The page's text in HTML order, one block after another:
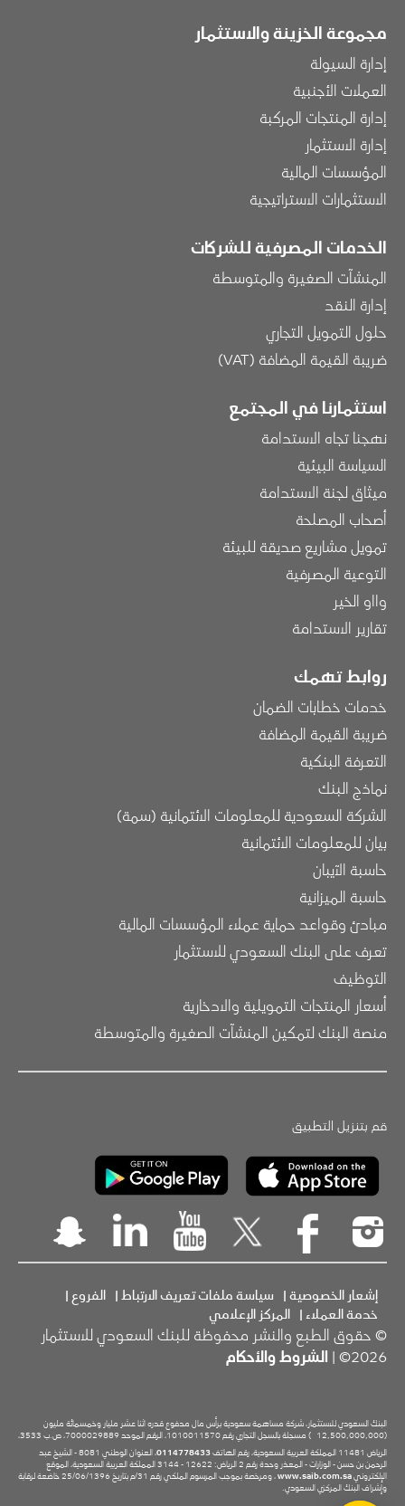
مجموعة الخزينة والاستثمار
إدارة السيولة
العملات الأجنبية
إدارة المنتجات المركبة
إدارة الاستثمار
المؤسسات المالية
الاستثمارات الاستراتيجية
الخدمات المصرفية للشركات
المنشآت الصغيرة والمتوسطة
إدارة النقد
حلول التمويل التجاري
ضريبة القيمة المضافة (VAT)
استثمارنا في المجتمع
نهجنا تجاه الاستدامة
السياسة البيئية
ميثاق لجنة الاستدامة
أصحاب المصلحة
تمويل مشاريع صديقة للبيئة
التوعية المصرفية
وااو الخير
تقارير الاستدامة
روابط تهمك
خدمات خطابات الضمان
ضريبة القيمة المضافة
التعرفة البنكية
نماذج البنك
الشركة السعودية للمعلومات الائتمانية (سمة)
بيان للمعلومات الائتمانية
حاسبة الآيبان
حاسبة الميزانية
مبادئ وقواعد حماية عملاء المؤسسات المالية
تعرف على البنك السعودي للاستثمار
التوظيف
أسعار المنتجات التمويلية والادخارية
منصة البنك لتمكين المنشآت الصغيرة والمتوسطة
قم بتنزيل التطبيق
إشعار الخصوصية| سياسة ملفات تعريف الارتباط| الفروع |
خدمة العملاء| المركز الإعلامي
© حقوق الطبع والنشر محفوظة للبنك السعودي للاستثمار
2026© |
الشروط والأحكام
البنك السعودي للاستثمار، شركة مساهمة سعودية برأس مال مدفوع قدره اثنا عشر مليار وخمسمائة مليون
(12,500,000,000
) مسجلة بالسجل التجاري رقم 1010011570، الرقم الموحد 7000029889، ص.ب 3533،
الرياض 11481 المملكة العربية السعودية، رقم الهاتف
0114778433
، العنوان الوطني 8081 - الشيخ عبد
الرحمن بن حسن - الوزارات - المعذر وحدة رقم 2 الرياض: 12622 - 3144 المملكة العربية السعودية، الموقع
الإلكترونيwww.saib.com.sa
، ومرخصة بموجب المرسوم الملكي رقم 31/م بتاريخ 25/06/1396 خاضعة لرقابة
وإشراف البنك المركزي السعودي.